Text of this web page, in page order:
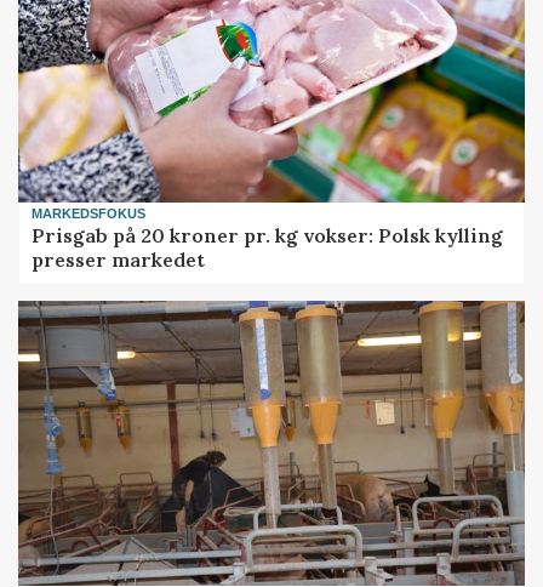
MARKEDSFOKUS
Prisgab på 20 kroner pr. kg vokser: Polsk kylling
presser markedet